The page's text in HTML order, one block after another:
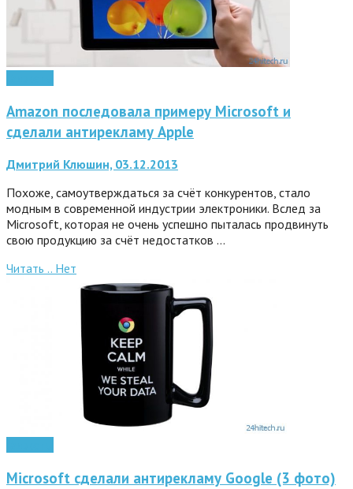
Amazon последовала примеру Microsoft и
сделали антирекламу Apple
Дмитрий Клюшин, 03.12.2013
Похоже, самоутверждаться за счёт конкурентов, стало
модным в современной индустрии электроники. Вслед за
Microsoft, которая не очень успешно пыталась продвинуть
свою продукцию за счёт недостатков …
Читать .. Нет
Microsoft сделали антирекламу Google (3 фото)